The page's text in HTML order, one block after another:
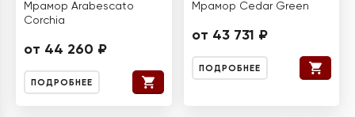
Мрамор Arabescato
Corchia
от 44 260 ₽
ПОДРОБНЕЕ
Мрамор Cedar Green
от 43 731 ₽
ПОДРОБНЕЕ